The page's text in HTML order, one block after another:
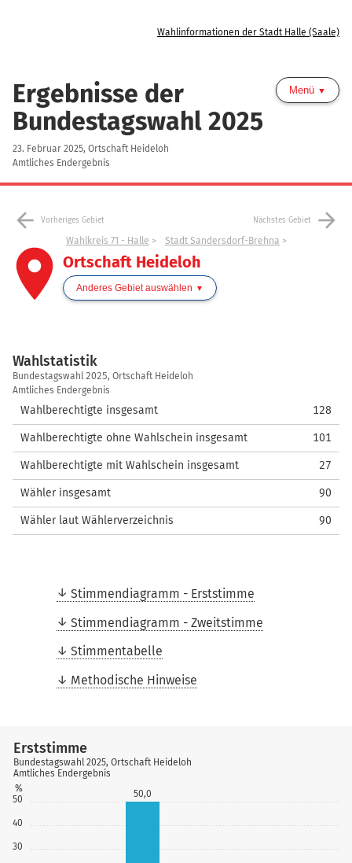
Wahlinformationen der Stadt Halle (Saale)
Ergebnisse der
Bundestagswahl 2025
23. Februar 2025, Ortschaft Heideloh
Amtliches Endergebnis
Menü
arrow_back Vorheriges Gebiet Nächstes Gebiet arrow_forward
place
Wahlkreis 71 - Halle Stadt Sandersdorf-Brehna
Ortschaft Heideloh
Anderes Gebiet auswählen
Wahlstatistik
Wahlstatistik
Bundestagswahl 2025, Ortschaft Heideloh
Amtliches Endergebnis
Wahlberechtigte insgesamt 128
Wahlberechtigte ohne Wahlschein insgesamt 101
Wahlberechtigte mit Wahlschein insgesamt 27
Wähler insgesamt 90
Wähler laut Wählerverzeichnis 90
Stimmendiagramm - Erststimme
Stimmendiagramm - Zweitstimme
Stimmentabelle
Methodische Hinweise
30
40
50
%
50,0
Erststimme
Bundestagswahl 2025, Ortschaft Heideloh
Amtliches Endergebnis